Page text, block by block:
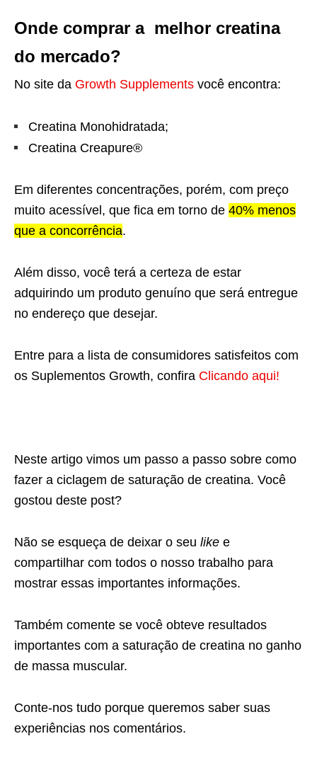
Onde comprar a melhor creatina
do mercado?
No site da Growth Supplements você encontra:
Creatina Monohidratada;
Creatina Creapure®
Em diferentes concentrações, porém, com preço
muito acessível, que fica em torno de 40% menos
que a concorrência.
Além disso, você terá a certeza de estar
adquirindo um produto genuíno que será entregue
no endereço que desejar.
Entre para a lista de consumidores satisfeitos com
os Suplementos Growth, confira Clicando aqui!
Neste artigo vimos um passo a passo sobre como
fazer a ciclagem de saturação de creatina. Você
gostou deste post?
Não se esqueça de deixar o seu like e
compartilhar com todos o nosso trabalho para
mostrar essas importantes informações.
Também comente se você obteve resultados
importantes com a saturação de creatina no ganho
de massa muscular.
Conte-nos tudo porque queremos saber suas
experiências nos comentários.